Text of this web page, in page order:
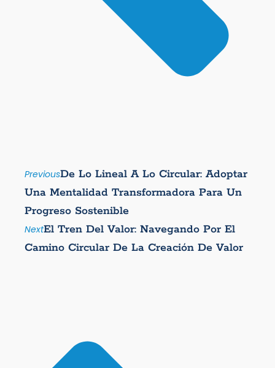
PreviousDe Lo Lineal A Lo Circular: Adoptar
Una Mentalidad Transformadora Para Un
Progreso Sostenible
NextEl Tren Del Valor: Navegando Por El
Camino Circular De La Creación De Valor